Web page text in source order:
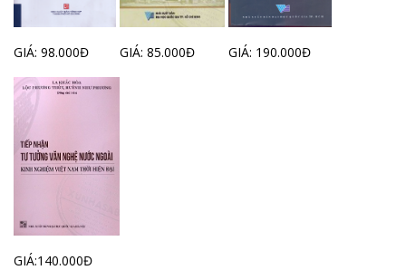
GIÁ: 98.000Đ GIÁ: 85.000Đ GIÁ: 190.000Đ
GIÁ:140.000Đ